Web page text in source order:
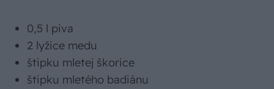
0,5 l piva
2 lyžice medu
štipku mletej škorice
štipku mletého badiánu